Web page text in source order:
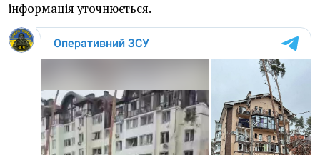
інформація уточнюється.